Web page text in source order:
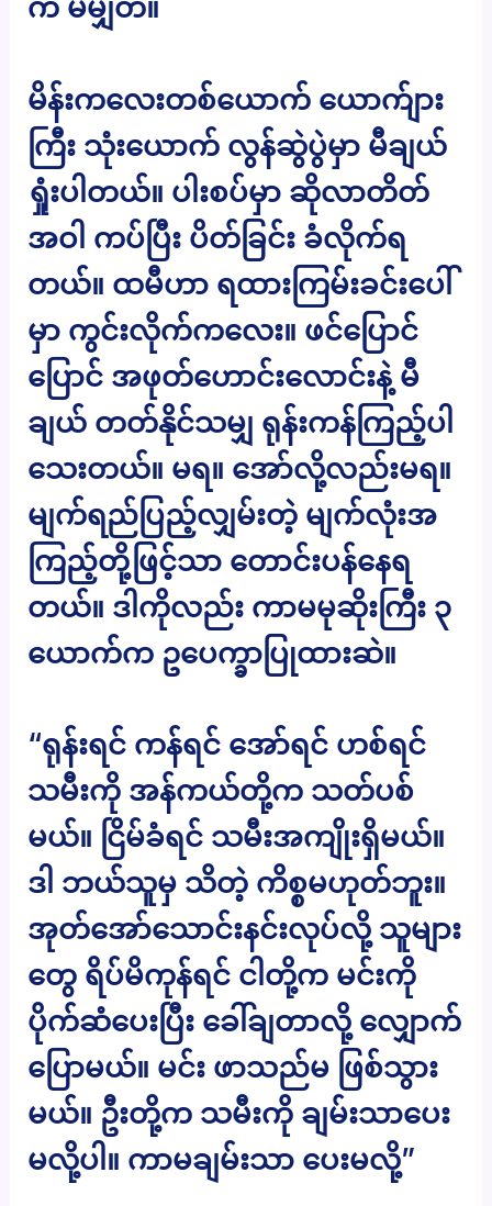
က မမျှတ။
မိန်းကလေးတစ်ယောက် ယောက်ျား
ကြီး သုံးယောက် လွန်ဆွဲပွဲမှာ မီချယ်
ရှုံးပါတယ်။ ပါးစပ်မှာ ဆိုလာတိတ်
အဝါ ကပ်ပြီး ပိတ်ခြင်း ခံလိုက်ရ
တယ်။ ထမီဟာ ရထားကြမ်းခင်းပေါ်
မှာ ကွင်းလိုက်ကလေး။ ဖင်ပြောင်
ပြောင် အဖုတ်ဟောင်းလောင်းနဲ့ မီ
ချယ် တတ်နိုင်သမျှ ရုန်းကန်ကြည့်ပါ
သေးတယ်။ မရ။ အော်လို့လည်းမရ။
မျက်ရည်ပြည့်လျှမ်းတဲ့ မျက်လုံးအ
ကြည့်တို့ဖြင့်သာ တောင်းပန်နေရ
တယ်။ ဒါကိုလည်း ကာမမုဆိုးကြီး ၃
ယောက်က ဥပေက္ခာပြုထားဆဲ။
“ရုန်းရင် ကန်ရင် အော်ရင် ဟစ်ရင်
သမီးကို အန်ကယ်တို့က သတ်ပစ်
မယ်။ ငြိမ်ခံရင် သမီးအကျိုးရှိမယ်။
ဒါ ဘယ်သူမှ သိတဲ့ ကိစ္စမဟုတ်ဘူး။
အုတ်အော်သောင်းနင်းလုပ်လို့ သူများ
တွေ ရိပ်မိကုန်ရင် ငါတို့က မင်းကို
ပိုက်ဆံပေးပြီး ခေါ်ချတာလို့ လျှောက်
ပြောမယ်။ မင်း ဖာသည်မ ဖြစ်သွား
မယ်။ ဦးတို့က သမီးကို ချမ်းသာပေး
မလို့ပါ။ ကာမချမ်းသာ ပေးမလို့”